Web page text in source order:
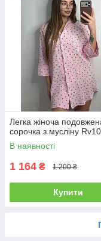
Легка жіноча
сорочка з мусліну
В наявності
1 164 ₴ 1 200 ₴
Купити